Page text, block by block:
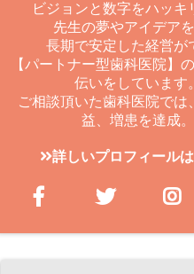
ビジョンと数字をハッキ
先生の夢やアイデア
長期で安定した経営が
【パートナー型歯科医院】
伝いをしています。
ご相談頂いた歯科医院では
益、増患を達成。
詳しいプロフィール